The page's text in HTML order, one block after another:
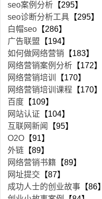
seo案例分析 【295】
seo诊断分析工具 【295】
白帽seo 【286】
广告联盟 【194】
如何做网络营销 【183】
网络营销案例分析 【172】
网络营销培训
【170】
网络营销培训课程 【170】
百度 【109】
网站认证 【104】
互联网新闻
【95】
O2O 【91】
外链 【89】
网络营销书籍 【89】
网址提交 【87】
成功人士的创业故事 【86】